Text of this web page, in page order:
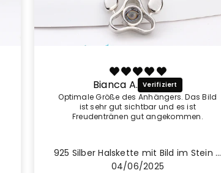
Bianca A.
Optimale Größe des Anhängers. Das Bild
ist sehr gut sichtbar und es ist
Freudentränen gut angekommen.
925 Silber Halskette mit Bild im Stein – Personalisierter Haustier Pfoten Anhänger
04/06/2025